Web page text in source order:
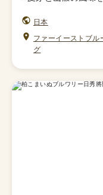
日本
ファーイーストブル
グ